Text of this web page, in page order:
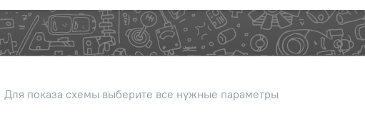
Для показа схемы выберите все нужные параметры